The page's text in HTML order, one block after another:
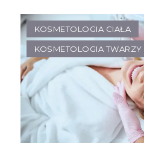
KOSMETOLOGIA CIAŁA
KOSMETOLOGIA TWARZY